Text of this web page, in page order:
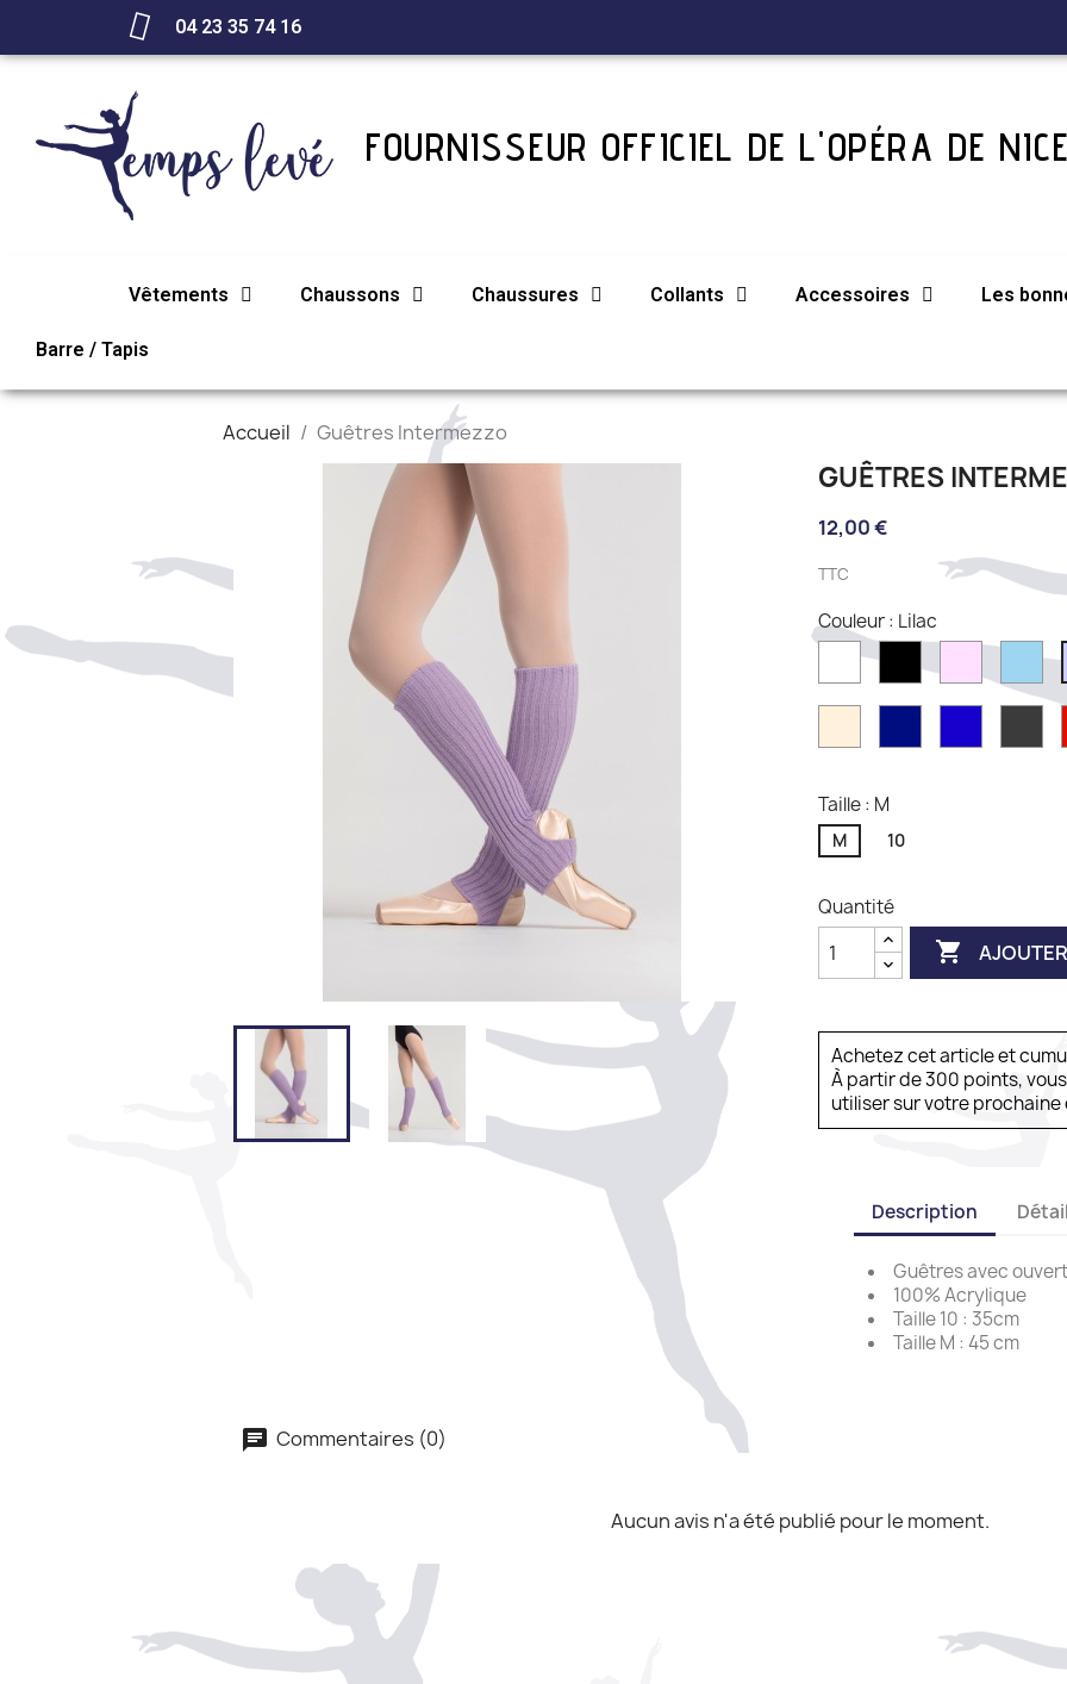
04 23 35 74 16
FOURNISSEUR OFFICIEL DE L'OPÉRA DE NICE
Vêtements Chaussons Chaussures Collants Accessoires Les
Barre / Tapis
Accueil Guêtres Intermezzo
GUÊTRES
12,00 €
TTC
Couleur : Lilac
White Pink
Taille : M
M 10
Quantité

Achetez cet article et
À partir de 300 points,
utiliser sur votre
Description
Guêtres avec
100% Acrylique
Taille 10 : 35cm
Taille M : 45 cm
Commentaires (0)
Aucun avis n'a été publié pour le moment.